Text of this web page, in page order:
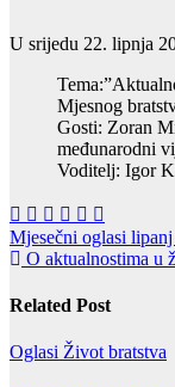
U srijedu 22. lipnja
Mjesnog
Gosti: Zoran
međunarodni
Voditelj: Igor
Navigacija
objava
Mjesečni oglasi
O aktualnostima u
Related Post
Oglasi Život bratstva